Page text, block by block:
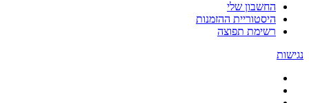
החשבון שלי
היסטוריית ההזמנות
רשימת תפוצה
נגישות